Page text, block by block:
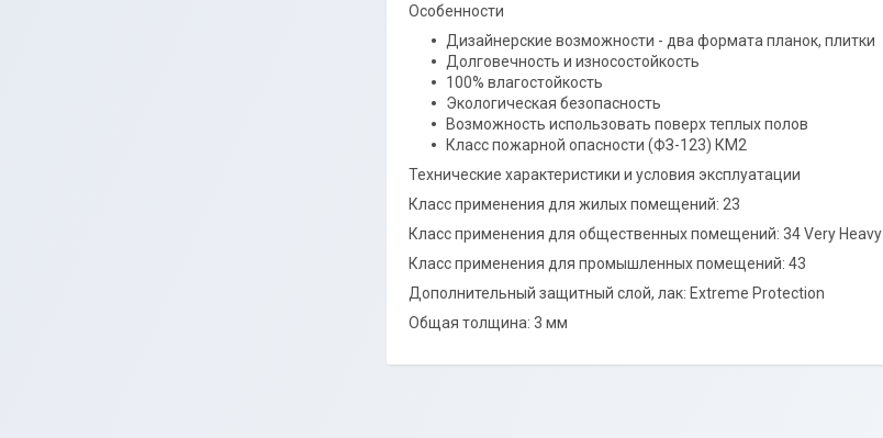
Особенности
Дизайнерские возможности - два формата планок, плитки
Долговечность и износостойкость
100% влагостойкость
Экологическая безопасность
Возможность использовать поверх теплых полов
Класс пожарной опасности (ФЗ-123) КМ2
Технические характеристики и условия эксплуатации
Класс применения для жилых помещений: 23
Класс применения для общественных помещений: 34 Very Heavy
Класс применения для промышленных помещений: 43
Дополнительный защитный слой, лак: Extreme Protection
Общая толщина: 3 мм